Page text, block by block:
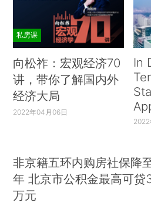
私房课
向松祚：宏观经济70
讲，带你了解国内外
经济大局
2022年04月06日
In
2022
非京籍五环内购房社保降
年 北京市公积金最高可贷
万元